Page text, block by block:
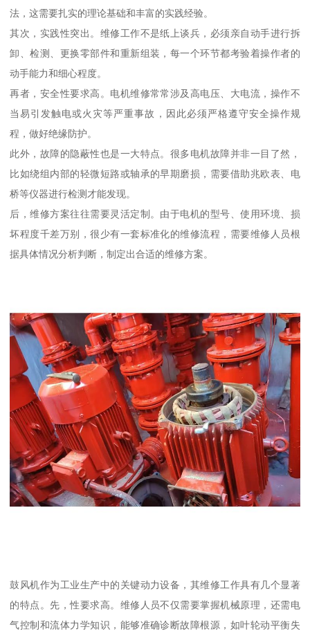
法，这需要扎实的理论基础和丰富的实践经验。
其次，实践性突出。维修工作不是纸上谈兵，必须亲自动手进行拆
卸、检测、更换零部件和重新组装，每一个环节都考验着操作者的
动手能力和细心程度。
再者，安全性要求高。电机维修常常涉及高电压、大电流，操作不
当易引发触电或火灾等严重事故，因此必须严格遵守安全操作规
程，做好绝缘防护。
此外，故障的隐蔽性也是一大特点。很多电机故障并非一目了然，
比如绕组内部的轻微短路或轴承的早期磨损，需要借助兆欧表、电
桥等仪器进行检测才能发现。
后，维修方案往往需要灵活定制。由于电机的型号、使用环境、损
坏程度千差万别，很少有一套标准化的维修流程，需要维修人员根
据具体情况分析判断，制定出合适的维修方案。
鼓风机作为工业生产中的关键动力设备，其维修工作具有几个显著
的特点。先，性要求高。维修人员不仅需要掌握机械原理，还需电
气控制和流体力学知识，能够准确诊断故障根源，如叶轮动平衡失